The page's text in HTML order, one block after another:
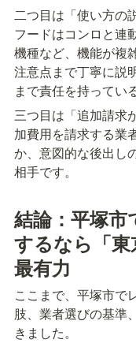
二つ目は「使い方の
フードはコンロと連
機種など、機能が複
注意点まで丁寧に説
まで責任を持ってい
三つ目は「追加請求
加費用を請求する業
か、意図的な後出し
相手です。
結論：平塚
するなら「
最有力
ここまで、平塚市で
肢、業者選びの基準
きました。